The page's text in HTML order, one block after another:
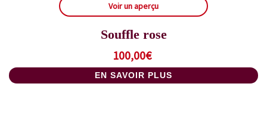
Voir un aperçu
Souffle rose
100,00€
EN SAVOIR PLUS